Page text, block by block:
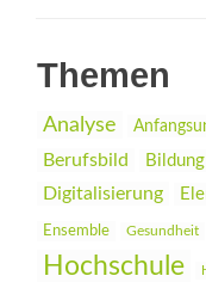
Themen
Analyse
Berufsbild Bildung
Digitalisierung
Ensemble Gesundheit
Hochschule